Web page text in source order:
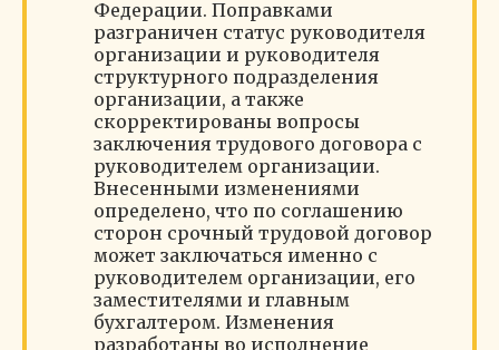
Федерации. Поправками
разграничен статус руководителя
организации и руководителя
структурного подразделения
организации, а также
скорректированы вопросы
заключения трудового договора с
руководителем организации.
Внесенными изменениями
определено, что по соглашению
сторон срочный трудовой договор
может заключаться именно с
руководителем организации, его
заместителями и главным
бухгалтером. Изменения
разработаны во исполнение